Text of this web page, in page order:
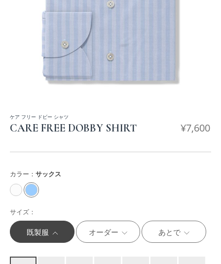
ケア フリー ドビー シャツ
CARE FREE DOBBY SHIRT ¥7,600
カラー： サックス
サイズ：
既製服 オーダー あとで